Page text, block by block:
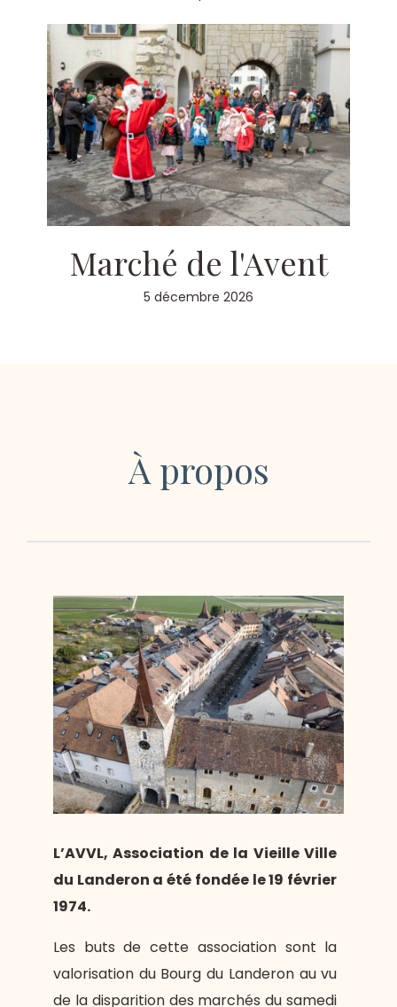
Marché de l'Avent
5 décembre 2026
À propos
L’AVVL, Association de la Vieille Ville
du Landeron a été fondée le 19 février
1974.
Les buts de cette association sont la
valorisation du Bourg du Landeron au vu
de la disparition des marchés du samedi